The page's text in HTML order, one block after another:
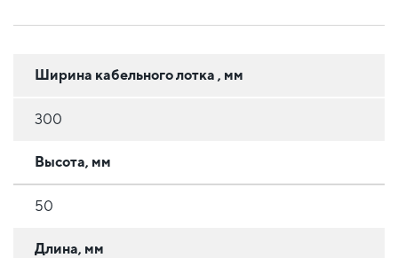
Ширина кабельного лотка , мм
300
Высота, мм
50
Длина, мм